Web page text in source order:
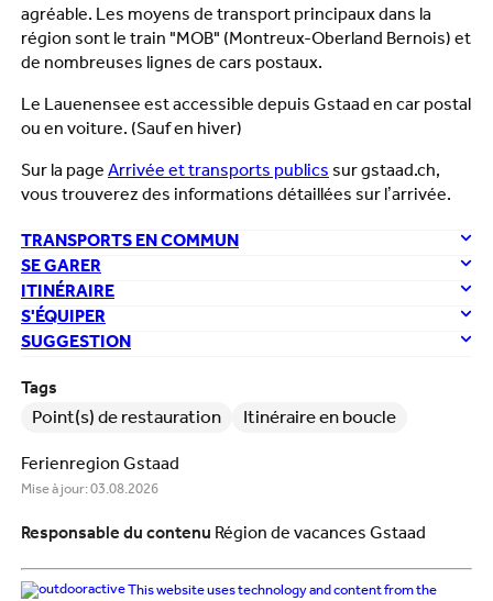
Tags
Point(s) de restauration Itinéraire en boucle
Ferienregion Gstaad
Mise à jour: 03.08.2026
Responsable du contenu Région de vacances Gstaad
This website uses technology and content from the
agréable. Les moyens de transport principaux dans la
région sont le train "MOB" (Montreux-Oberland Bernois) et
de nombreuses lignes de cars postaux.
Le Lauenensee est accessible depuis Gstaad en car postal
ou en voiture. (Sauf en hiver)
Sur la page Arrivée et transports publicssur gstaad.ch,
vous trouverez des informations détaillées sur l’arrivée.
TRANSPORTS EN COMMUN
SE GARER
ITINÉRAIRE
S'ÉQUIPER
SUGGESTION